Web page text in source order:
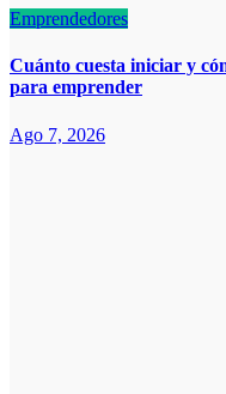
Emprendedores
Cuánto cuesta iniciar y
para emprender
Ago 7, 2026